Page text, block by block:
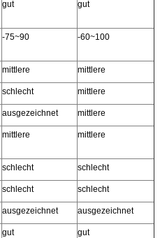
gut gut
-75~90 -60~100
mittlere mittlere
schlecht mittlere
ausgezeichnet mittlere
mittlere mittlere
schlecht schlecht
schlecht schlecht
ausgezeichnet ausgezeichnet
gut gut